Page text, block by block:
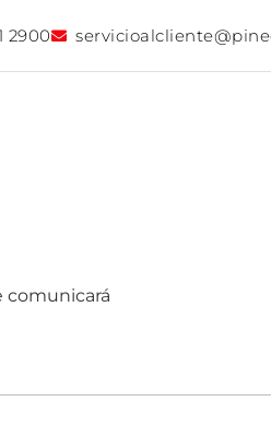
2900
comunicará